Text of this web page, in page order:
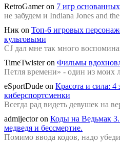
RetroGamer on 7 игр
не забудем и Indiana Jones and
Ник on Топ-6 игровых
культовыми
CJ дал мне так много
TimeTwister on Фильмы
Петля времени» - один из
eSportDude on Красота и сила: 4
киберспортсменки
Всегда рад видеть девушек на
admijector on Коды на Ведьмак
медведя и бессмертие.
Помимо ввода кодов, надо